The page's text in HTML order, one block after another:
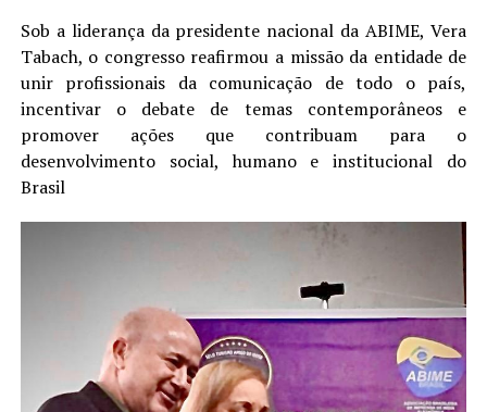
Sob a liderança da presidente nacional da ABIME, Vera
Tabach, o congresso reafirmou a missão da entidade de
unir profissionais da comunicação de todo o país,
incentivar o debate de temas contemporâneos e
promover ações que contribuam para o
desenvolvimento social, humano e institucional do
Brasil